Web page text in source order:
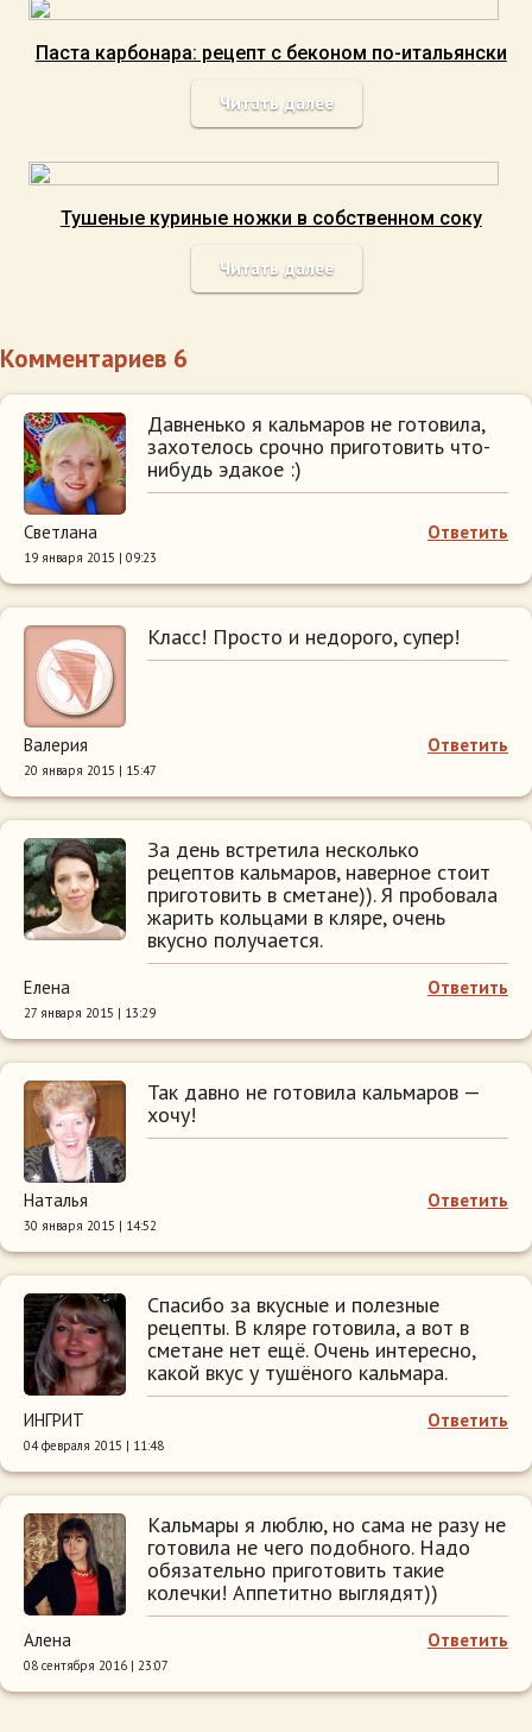
Паста карбонара: рецепт с беконом по-итальянски
Читать далее
Тушеные куриные ножки в собственном соку
Читать далее
Комментариев 6
Давненько я кальмаров не готовила,
захотелось срочно приготовить что-
нибудь эдакое :)
Ответить
Светлана
19 января 2015 | 09:23
Класс! Просто и недорого, супер!
Ответить
Валерия
20 января 2015 | 15:47
За день встретила несколько
рецептов кальмаров, наверное стоит
приготовить в сметане)). Я пробовала
жарить кольцами в кляре, очень
вкусно получается.
Ответить
Елена
27 января 2015 | 13:29
Так давно не готовила кальмаров —
хочу!
Ответить
Наталья
30 января 2015 | 14:52
Спасибо за вкусные и полезные
рецепты. В кляре готовила, а вот в
сметане нет ещё. Очень интересно,
какой вкус у тушёного кальмара.
Ответить
ИНГРИТ
04 февраля 2015 | 11:48
Кальмары я люблю, но сама не разу не
готовила не чего подобного. Надо
обязательно приготовить такие
колечки! Аппетитно выглядят))
Ответить
Алена
08 сентября 2016 | 23:07